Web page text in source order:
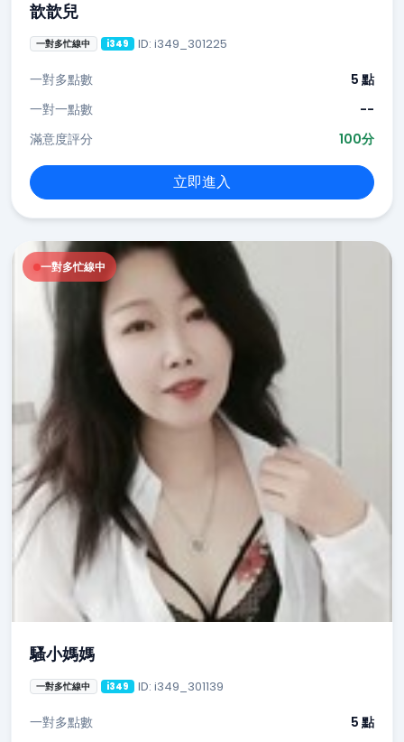
歆歆兒
一對多忙線中 i349 ID: i349_301225
一對多點數
5 點
一對一點數
--
滿意度評分
100分
立即進入
一對多忙線中
騷小媽媽
一對多忙線中 i349 ID: i349_301139
一對多點數 5 點